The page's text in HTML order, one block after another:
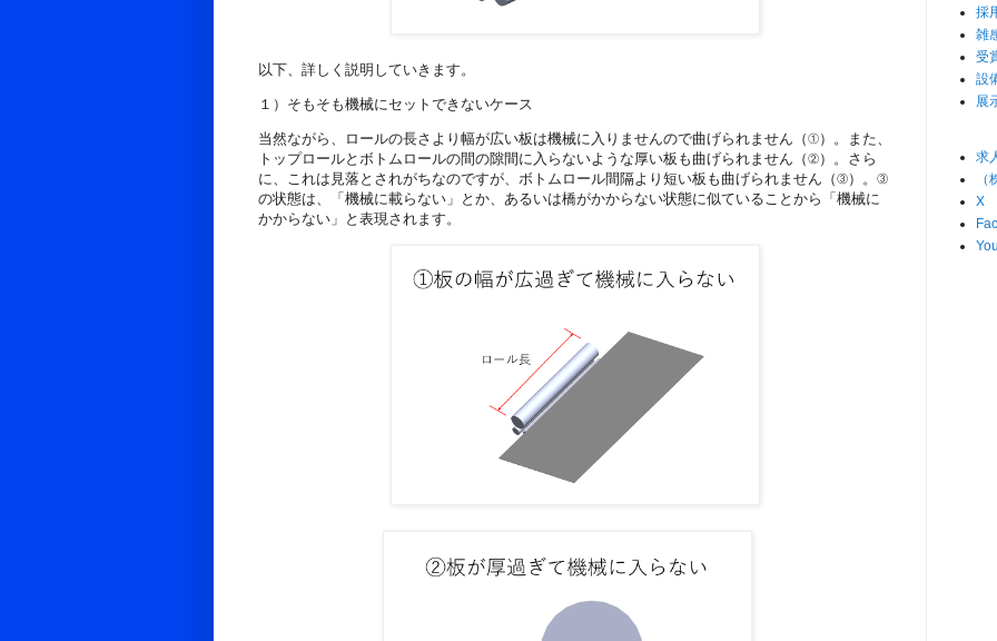
以下、詳しく説明していきます。
１）そもそも機械にセットできないケース
当然ながら、ロールの長さより幅が広い板は機械に入りませんので曲げられません（①）。また、
トップロールとボトムロールの間の隙間に入らないような厚い板も曲げられません（②）。さら
に、これは見落とされがちなのですが、ボトムロール間隔より短い板も曲げられません（③）。③
の状態は、「機械に載らない」とか、あるいは橋がかからない状態に似ていることから「機械に
かからない」と表現されます。
採
雑
受
設
展
求
X